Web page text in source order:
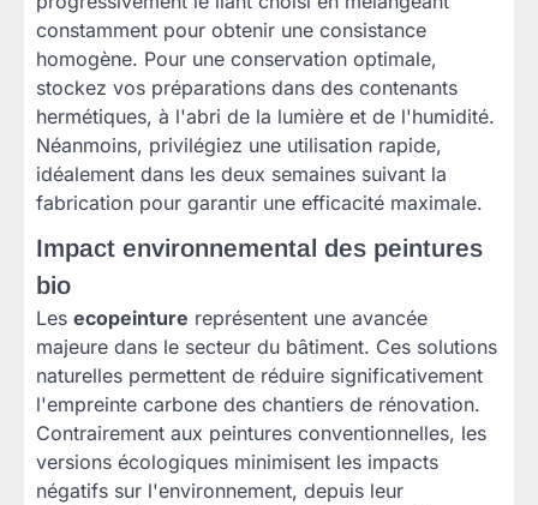
constamment pour obtenir une consistance
homogène. Pour une conservation optimale,
stockez vos préparations dans des contenants
hermétiques, à l'abri de la lumière et de l'humidité.
Néanmoins, privilégiez une utilisation rapide,
idéalement dans les deux semaines suivant la
fabrication pour garantir une efficacité maximale.
Impact environnemental des peintures
bio
Les ecopeinture représentent une avancée
majeure dans le secteur du bâtiment. Ces solutions
naturelles permettent de réduire significativement
l'empreinte carbone des chantiers de rénovation.
Contrairement aux peintures conventionnelles, les
versions écologiques minimisent les impacts
négatifs sur l'environnement, depuis leur